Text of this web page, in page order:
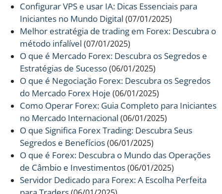
Configurar VPS e usar IA: Dicas Essenciais para
Iniciantes no Mundo Digital (07/01/2025)
Melhor estratégia de trading em Forex: Descubra o
método infalível (07/01/2025)
O que é Mercado Forex: Descubra os Segredos e
Estratégias de Sucesso(06/01/2025)
O que é Negociação Forex: Descubra os Segredos
do Mercado Forex Hoje (06/01/2025)
Como Operar Forex: Guia Completo para Iniciantes
no Mercado Internacional (06/01/2025)
O que Significa Forex Trading: Descubra Seus
Segredos e Benefícios(06/01/2025)
O que é Forex: Descubra o Mundo das Operações
de Câmbio e Investimentos(06/01/2025)
Servidor Dedicado para Forex: A Escolha Perfeita